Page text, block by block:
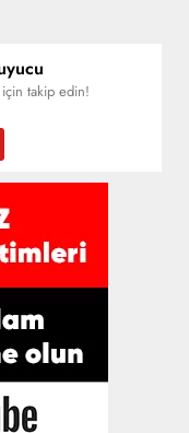
takip edin!